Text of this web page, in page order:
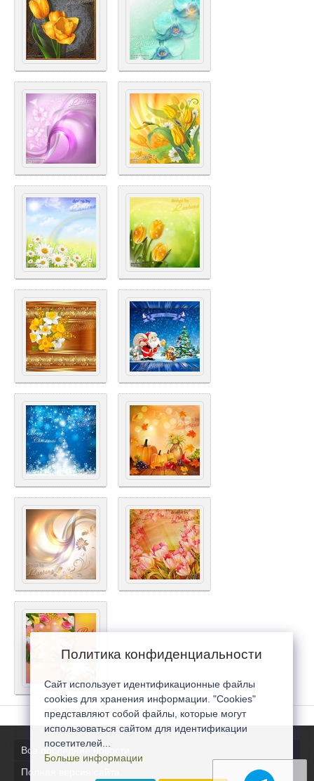
Все последние новости
Полная версия сайта
Политика конфиденциальности
Сайт использует идентификационные файлы
cookies для хранения информации. "Cookies"
представляют собой файлы, которые могут
использоваться сайтом для идентификации
посетителей...
Больше информации